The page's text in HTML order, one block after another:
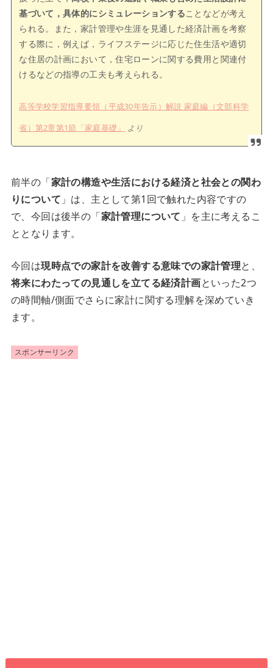
基づいて，具体的にシミュレーションすることなどが考え
られる。また，家計管理や生涯を見通した経済計画を考察
する際に，例えば，ライフステージに応じた住生活や適切
な住居の計画において，住宅ローンに関する費用と関連付
けるなどの指導の工夫も考えられる。
高等学校学習指導要領（平成30年告示）解説 家庭編（文部科学
省）第2章第1節「家庭基礎」
より
前半の「家計の構造や生活における経済と社会との関わ
りについて 」は、主として第1回で触れた内容ですの
で、今回は後半の「家計管理について 」を主に考えるこ
ととなります。
今回は現時点での家計を改善する意味での家計管理と、
将来にわたっての見通しを立てる経済計画といった2つ
の時間軸/側面でさらに家計に関する理解を深めていき
ます。
スポンサーリンク